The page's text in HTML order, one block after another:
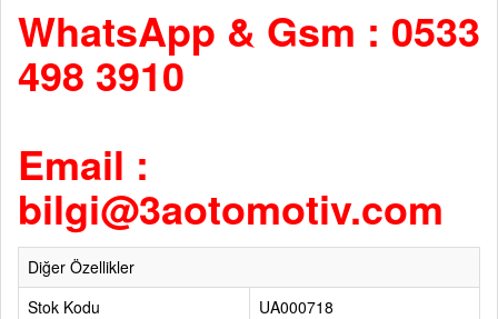
WhatsApp & Gsm : 0533
498 3910
Email :
bilgi@3aotomotiv.com
Diğer Özellikler
Stok Kodu
UA000718